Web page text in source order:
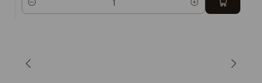
Cantidad